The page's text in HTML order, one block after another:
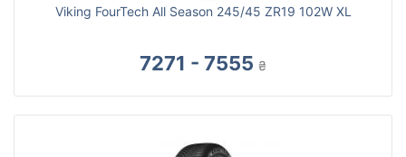
Viking FourTech All Season 245/45 ZR19 102W XL
7271 - 7555 ₴